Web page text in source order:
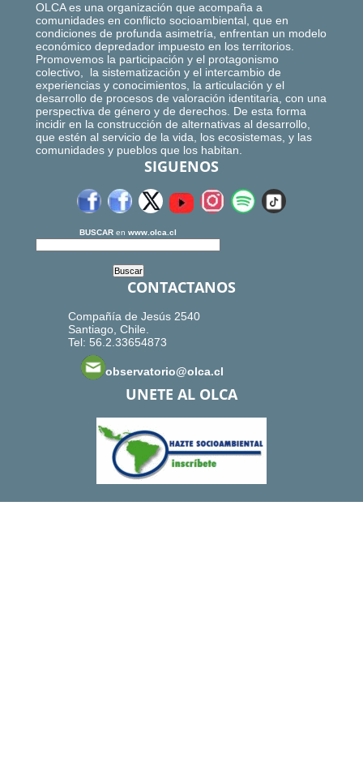
OLCA es una organización que acompaña a
comunidades en conflicto socioambiental, que en
condiciones de profunda asimetría, enfrentan un modelo
económico depredador impuesto en los territorios.
Promovemos la participación y el protagonismo
colectivo, la sistematización y el intercambio de
experiencias y conocimientos, la articulación y el
desarrollo de procesos de valoración identitaria, con una
perspectiva de género y de derechos. De esta forma
incidir en la construcción de alternativas al desarrollo,
que estén al servicio de la vida, los ecosistemas, y las
comunidades y pueblos que los habitan.
SIGUENOS
BUSCAR en www.olca.cl
CONTACTANOS
Compañía de Jesús 2540
Santiago, Chile.
Tel: 56.2.33654873
observatorio@olca.cl
UNETE AL OLCA